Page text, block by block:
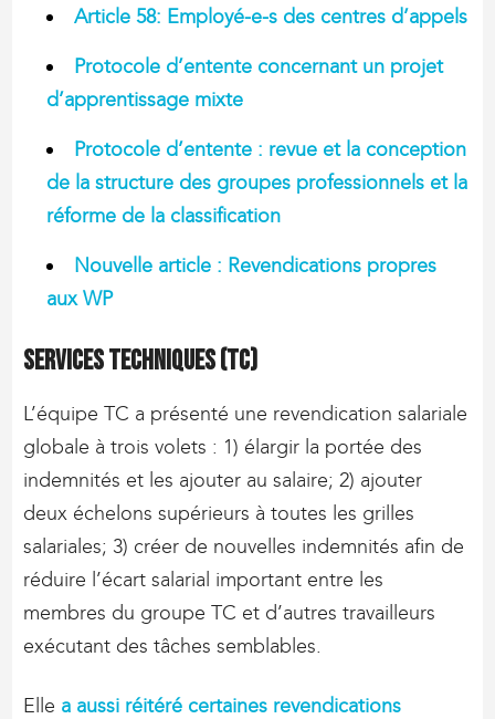
Article 58: Employé-e-s des centres d’appels
Protocole d’entente concernant un projet
d’apprentissage mixte
Protocole d’entente : revue et la conception
de la structure des groupes professionnels et la
réforme de la classification
Nouvelle article : Revendications propres
aux WP
Services techniques (TC)
L’équipe TC a présenté une revendication salariale
globale à trois volets : 1) élargir la portée des
indemnités et les ajouter au salaire; 2) ajouter
deux échelons supérieurs à toutes les grilles
salariales; 3) créer de nouvelles indemnités afin de
réduire l’écart salarial important entre les
membres du groupe TC et d’autres travailleurs
exécutant des tâches semblables.
Elle a aussi réitéré certaines revendications